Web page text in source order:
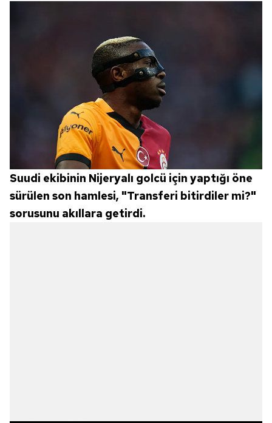
Suudi ekibinin Nijeryalı golcü için yaptığı öne
sürülen son hamlesi, "Transferi bitirdiler mi?"
sorusunu akıllara getirdi.